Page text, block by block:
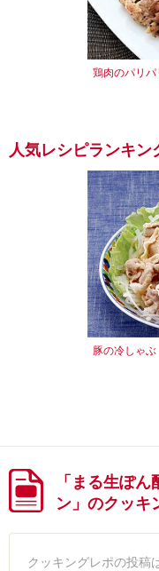
鶏肉のパリパ
人気レシピランキン
豚の冷しゃぶ
「まる生ぽ
ン」のクッキ
クッキングレポの投稿